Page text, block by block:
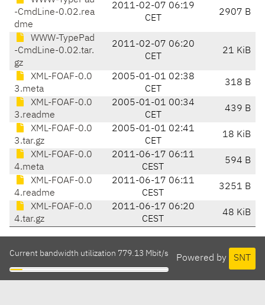
-CmdLine-0.02.rea
dme
2011-02-07 06:19
CET
2907 B
WWW-TypePad
-CmdLine-0.02.tar.
gz
2011-02-07 06:20
CET
21 KiB
XML-FOAF-0.0
3.meta
2005-01-01 02:38
CET
318 B
XML-FOAF-0.0
3.readme
2005-01-01 00:34
CET
439 B
XML-FOAF-0.0
3.tar.gz
2005-01-01 02:41
CET
18 KiB
XML-FOAF-0.0
4.meta
2011-06-17 06:11
CEST
594 B
XML-FOAF-0.0
4.readme
2011-06-17 06:11
CEST
3251 B
XML-FOAF-0.0
4.tar.gz
2011-06-17 06:20
CEST
48 KiB
Powered by SNT
Current bandwidth utilization 779.13 Mbit/s